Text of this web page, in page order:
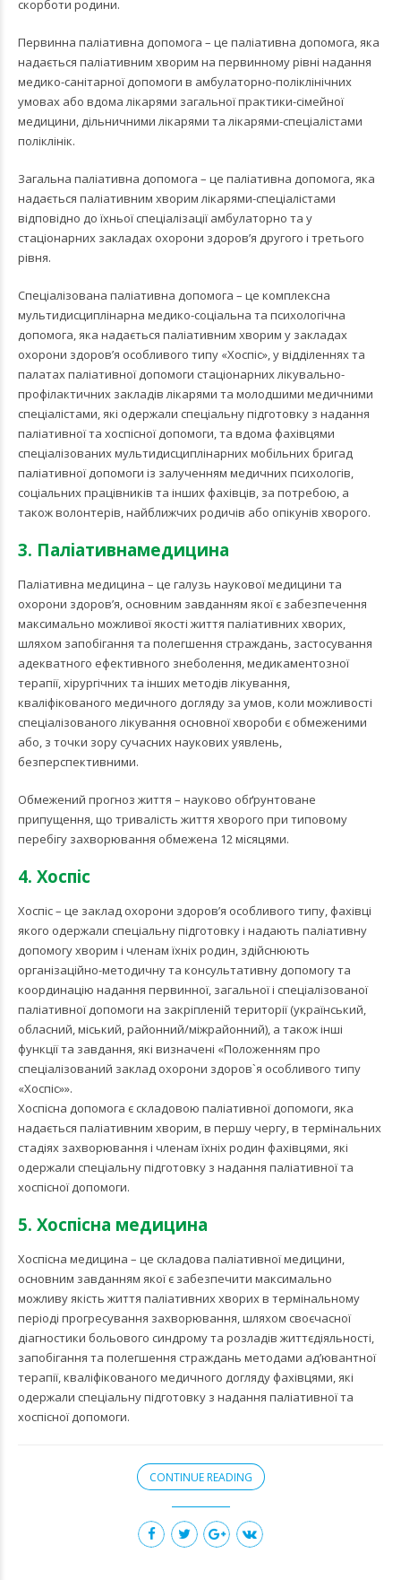
скорботи родини.
Первинна паліативна допомога – це паліативна допомога, яка
надається паліативним хворим на первинному рівні надання
медико-санітарної допомоги в амбулаторно-поліклінічних
умовах або вдома лікарями загальної практики-сімейної
медицини, дільничними лікарями та лікарями-спеціалістами
поліклінік.
Загальна паліативна допомога – це паліативна допомога, яка
надається паліативним хворим лікарями-спеціалістами
відповідно до їхньої спеціалізації амбулаторно та у
стаціонарних закладах охорони здоров’я другого і третього
рівня.
Спеціалізована паліативна допомога – це комплексна
мультидисциплінарна медико-соціальна та психологічна
допомога, яка надається паліативним хворим у закладах
охорони здоров’я особливого типу «Хоспіс», у відділеннях та
палатах паліативної допомоги стаціонарних лікувально-
профілактичних закладів лікарями та молодшими медичними
спеціалістами, які одержали спеціальну підготовку з надання
паліативної та хоспісної допомоги, та вдома фахівцями
спеціалізованих мультидисциплінарних мобільних бригад
паліативної допомоги із залученням медичних психологів,
соціальних працівників та інших фахівців, за потребою, а
також волонтерів, найближчих родичів або опікунів хворого.
3. Паліативнамедицина
Паліативна медицина – це галузь наукової медицини та
охорони здоров’я, основним завданням якої є забезпечення
максимально можливої якості життя паліативних хворих,
шляхом запобігання та полегшення страждань, застосування
адекватного ефективного знеболення, медикаментозної
терапії, хірургічних та інших методів лікування,
кваліфікованого медичного догляду за умов, коли можливості
спеціалізованого лікування основної хвороби є обмеженими
або, з точки зору сучасних наукових уявлень,
безперспективними.
Обмежений прогноз життя – науково обґрунтоване
припущення, що тривалість життя хворого при типовому
перебігу захворювання обмежена 12 місяцями.
4. Хоспіс
Хоспіс – це заклад охорони здоров’я особливого типу, фахівці
якого одержали спеціальну підготовку і надають паліативну
допомогу хворим і членам їхніх родин, здійснюють
організаційно-методичну та консультативну допомогу та
координацію надання первинної, загальної і спеціалізованої
паліативної допомоги на закріпленій території (український,
обласний, міський, районний/міжрайонний), а також інші
функції та завдання, які визначені «Положенням про
спеціалізований заклад охорони здоров`я особливого типу
«Хоспіс»».
Хоспісна допомога є складовою паліативної допомоги, яка
надається паліативним хворим, в першу чергу, в термінальних
стадіях захворювання і членам їхніх родин фахівцями, які
одержали спеціальну підготовку з надання паліативної та
хоспісної допомоги.
5. Хоспісна медицина
Хоспісна медицина – це складова паліативної медицини,
основним завданням якої є забезпечити максимально
можливу якість життя паліативних хворих в термінальному
періоді прогресування захворювання, шляхом своєчасної
діагностики больового синдрому та розладів життєдіяльності,
запобігання та полегшення страждань методами ад’ювантної
терапії, кваліфікованого медичного догляду фахівцями, які
одержали спеціальну підготовку з надання паліативної та
хоспісної допомоги.
CONTINUE READING